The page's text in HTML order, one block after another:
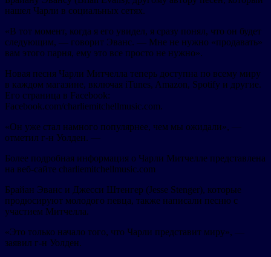
нашел Чарли в социальных сетях.
«В тот момент, когда я его увидел, я сразу понял, что он будет
следующим, — говорит Эванс. — Мне не нужно «продавать»
вам этого парня, ему это все просто не нужно».
Новая песня Чарли Митчелла теперь доступна по всему миру
в каждом магазине, включая iTunes, Amazon, Spotify и другие.
Его страница в Facebook:
Facebook.com/charliemitchellmusic.com.
«Он уже стал намного популярнее, чем мы ожидали», —
отметил г-н Уолден. —
Более подробная информация о Чарли Митчелле представлена
на веб-сайте charliemitchellmusic.com
Брайан Эванс и Джесси Штенгер (Jesse Stenger), которые
продюсируют молодого певца, также написали песню с
участием Митчелла.
«Это только начало того, что Чарли представит миру», —
заявил г-н Уолден.